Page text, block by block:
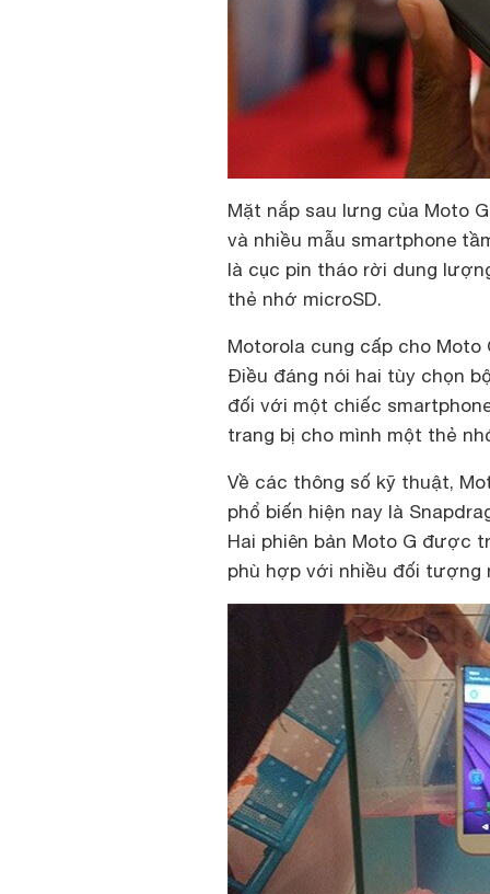
Mặt nắp sau lưng của Moto
và nhiều mẫu smartphone
là cục pin tháo rời dung
thẻ nhớ microSD.
Motorola cung cấp cho Moto
Điều đáng nói hai tùy chọn
đối với một chiếc
trang bị cho mình một thẻ
Về các thông số kỹ thuật,
phổ biến hiện nay là
Hai phiên bản Moto G được
phù hợp với nhiều đối tượng